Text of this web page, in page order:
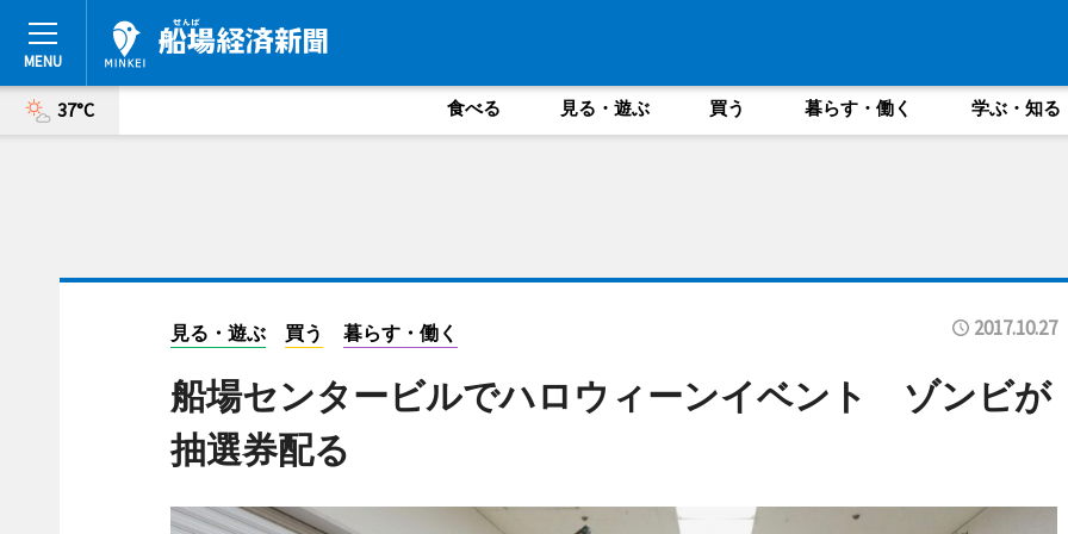
37°C 食べる 見る・遊ぶ 買う 暮らす・働く 学ぶ・知る
見る・遊ぶ 買う 暮らす・働く 2017.10.27
船場センタービルでハロウィーンイベント ゾンビが
抽選券配る